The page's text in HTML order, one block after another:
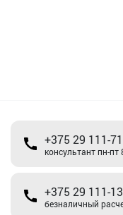
+375 29 111-
консультант пн-пт
+375 29 111-
безналичный